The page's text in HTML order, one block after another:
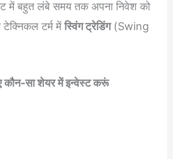
में बहुत लंबे समय तक अपना निवेश को
टेक्निकल टर्म मेंस्विंग ट्रेडिंग(Swing
कौन-सा शेयर में इन्वेस्ट करूं